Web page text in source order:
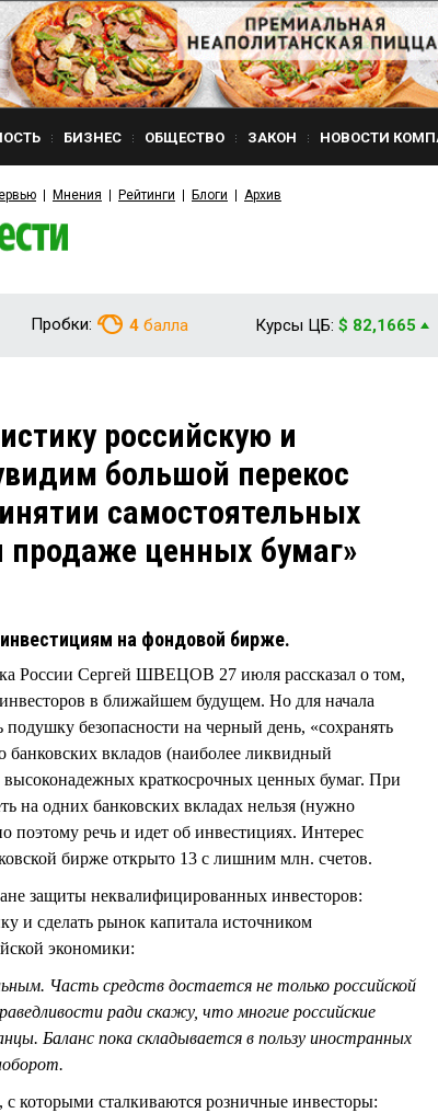
БИЗНЕС ОБЩЕСТВО ЗАКОН НОВОСТИ
Мнения Рейтинги Блоги Архив
Пробки: 4 балла Курсы ЦБ: $ 82,1665
российскую и
большой перекос
самостоятельных
продаже ценных бумаг»
на фондовой бирже.
России Сергей ШВЕЦОВ 27 июля рассказал о том,
в ближайшем будущем. Но для начала
безопасности на черный день, «сохранять
вкладов (наиболее ликвидный
высоконадежных краткосрочных ценных бумаг. При
на одних банковских вкладах нельзя (нужно
поэтому речь и идет об инвестициях. Интерес
бирже открыто 13 с лишним млн. счетов.
защиты неквалифицированных инвесторов:
и сделать рынок капитала источником
экономики:
Часть средств достается не только российской
ради скажу, что многие российские
Баланс пока складывается в пользу иностранных
сталкиваются розничные инвесторы: